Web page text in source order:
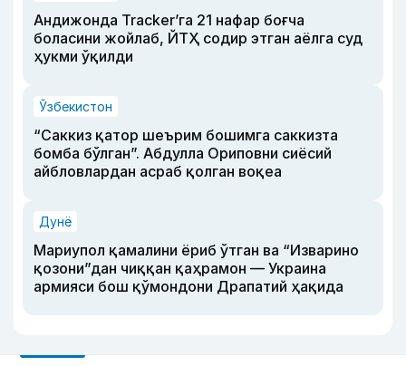
Андижонда Tracker’га 21 нафар боғча
боласини жойлаб, ЙТҲ содир этган аёлга суд
ҳукми ўқилди
Ўзбекистон
“Саккиз қатор шеърим бошимга саккизта
бомба бўлган”. Абдулла Ориповни сиёсий
айбловлардан асраб қолган воқеа
Дунё
Мариупол қамалини ёриб ўтган ва “Изварино
қозони”дан чиққан қаҳрамон — Украина
армияси бош қўмондони Драпатий ҳақида